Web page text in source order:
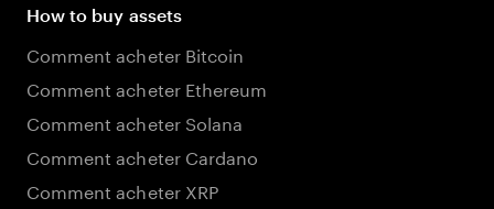
How to buy assets
Comment acheter Bitcoin
Comment acheter Ethereum
Comment acheter Solana
Comment acheter Cardano
Comment acheter XRP